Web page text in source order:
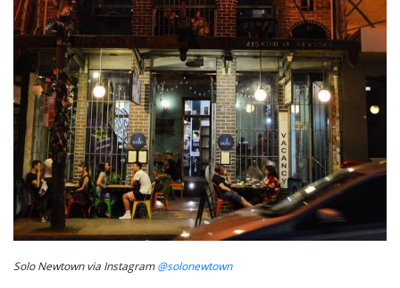
Solo Newtown via Instagram@solonewtown